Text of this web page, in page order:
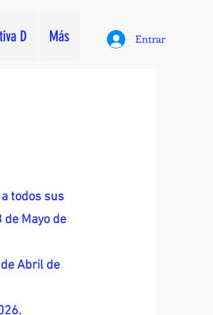
D Más Entrar
a todos sus
Mayo de
Abril de